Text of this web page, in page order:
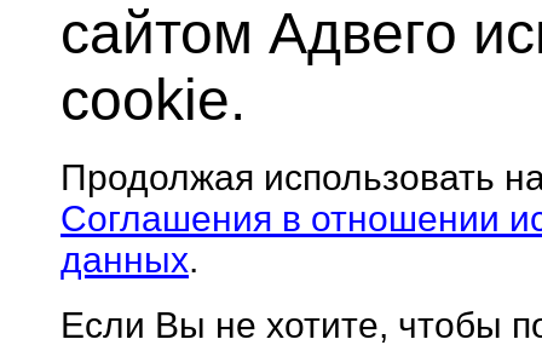
сайтом Адвего
cookie.
Продолжая использовать
Соглашения в отношении
данных.
Если Вы не хотите, чтобы